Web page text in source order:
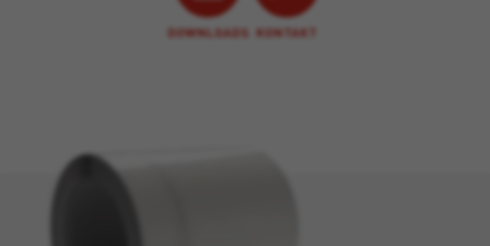
DOWNLOADS KONTAKT